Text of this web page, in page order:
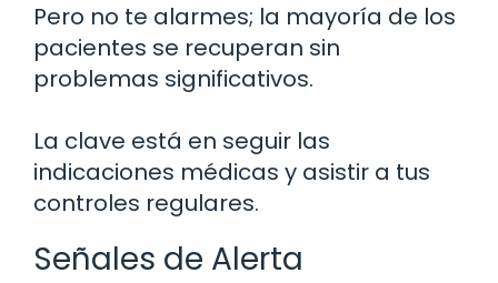
Pero no te alarmes; la mayoría de los
pacientes se recuperan sin
problemas significativos.
La clave está en seguir las
indicaciones médicas y asistir a tus
controles regulares.
Señales de Alerta